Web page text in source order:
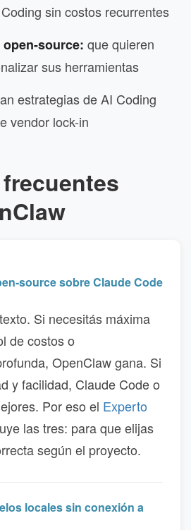
sin costos recurrentes
source: que quieren
sus herramientas
estrategias de AI Coding
vendor lock-in
source sobre Claude Code
Si necesitás máxima
de costos o
OpenClaw gana. Si
y facilidad, Claude Code o
Por eso el Experto
las tres: para que elijas
según el proyecto.
locales sin conexión a